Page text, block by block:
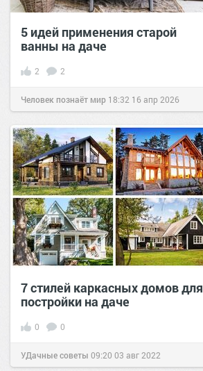
5 идей применения старой
ванны на даче
2 2
Человек познаёт мир 18:32 16 апр 2026
7 стилей каркасных домов для
постройки на даче
0 0
УДачные советы 09:20 03 авг 2022